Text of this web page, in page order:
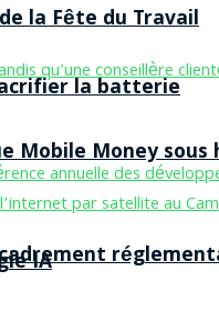
la batterie
IA
la Fête du Travail
Mobile Money